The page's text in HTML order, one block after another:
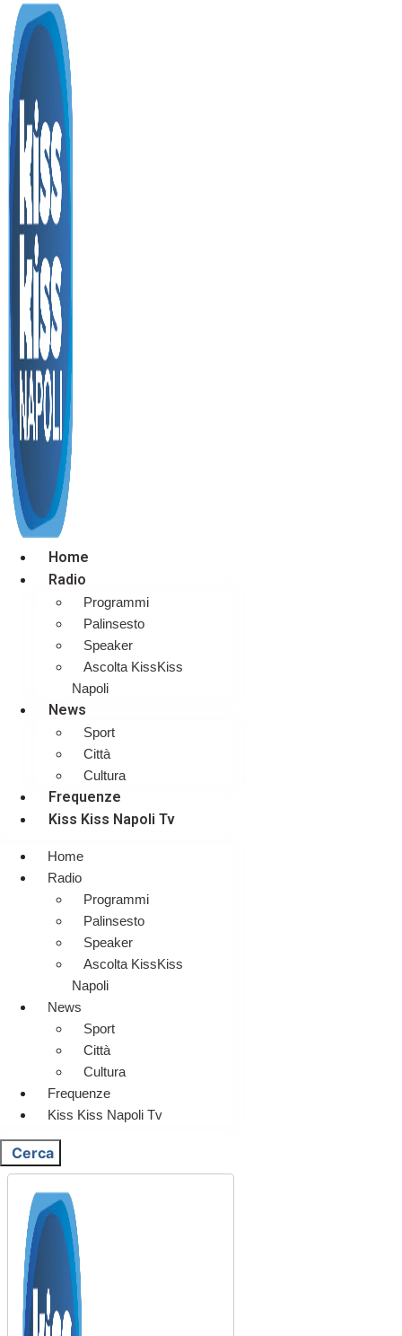
Home
Radio
Programmi
Palinsesto
Speaker
Ascolta KissKiss
Napoli
News
Sport
Città
Cultura
Frequenze
Kiss Kiss Napoli Tv
Home
Radio
Programmi
Palinsesto
Speaker
Ascolta KissKiss
Napoli
News
Sport
Città
Cultura
Frequenze
Kiss Kiss Napoli Tv
Cerca